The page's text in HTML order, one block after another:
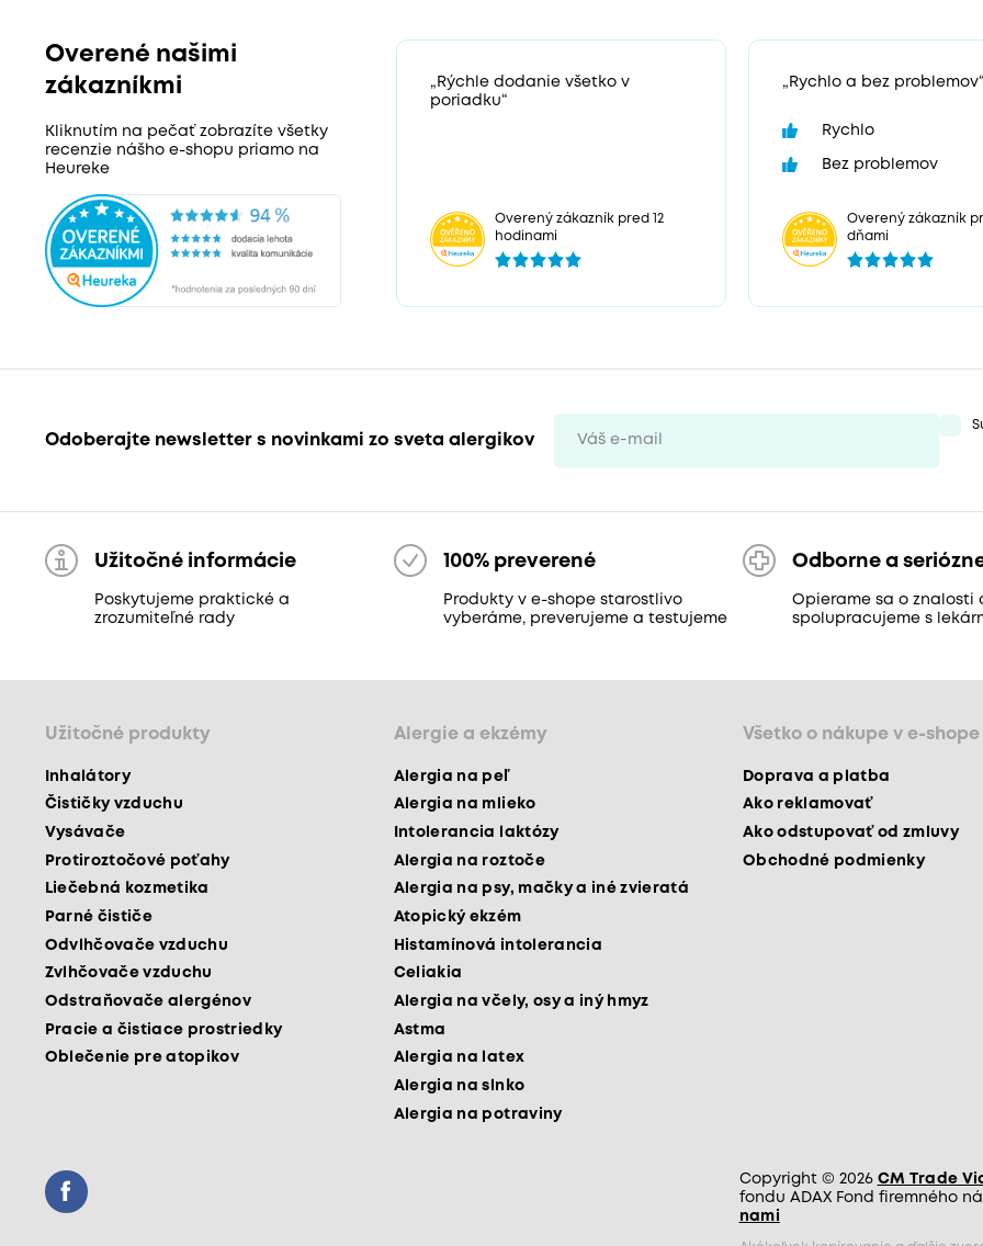
Overené našimi
zákazníkmi
Kliknutím na pečať zobrazíte všetky
recenzie nášho e-shopu priamo na
Heureke
„Rýchle dodanie všetko v
poriadku“
Overený zákazník pred 12
hodinami
„Rychlo a bez problemov“
Rychlo
Bez problemov
Overený zákazník
dňami
Odoberajte newsletter s novinkami zo sveta alergikov
Užitočné informácie
Poskytujeme praktické a
zrozumiteľné rady
100% preverené
Produkty v e-shope starostlivo
vyberáme, preverujeme a testujeme
Odborne a
Opierame sa o znalosti
spolupracujeme s
Užitočné produkty
Inhalátory
Čističky vzduchu
Vysávače
Protiroztočové poťahy
Liečebná kozmetika
Parné čističe
Odvlhčovače vzduchu
Zvlhčovače vzduchu
Odstraňovače alergénov
Pracie a čistiace prostriedky
Oblečenie pre atopikov
Alergie a ekzémy
Alergia na peľ
Alergia na mlieko
Intolerancia laktózy
Alergia na roztoče
Alergia na psy, mačky a iné zvieratá
Atopický ekzém
Histamínová intolerancia
Celiakia
Alergia na včely, osy a iný hmyz
Astma
Alergia na latex
Alergia na slnko
Alergia na potraviny
Všetko o nákupe v e-shope
Doprava a platba
Ako reklamovať
Ako odstupovať od zmluvy
Obchodné podmienky
Copyright © 2026 CM Trade
fondu ADAX Fond firemného
nami